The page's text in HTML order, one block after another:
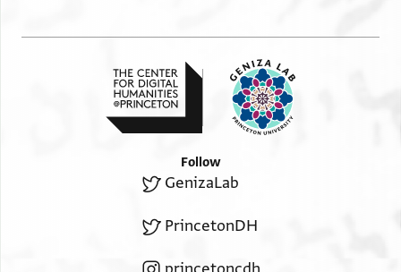
Follow
GenizaLab
PrincetonDH